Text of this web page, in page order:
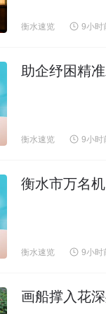
衡水速览 9小时
助企纾困精
衡水速览 9小时
衡水市万名
衡水速览 9小时
画船撑入花